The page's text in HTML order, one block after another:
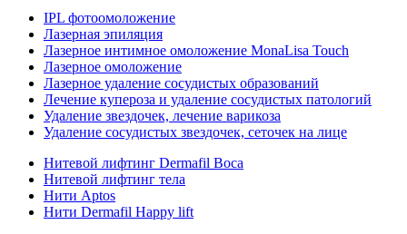
IPL фотоомоложение
Лазерная эпиляция
Лазерное интимное омоложение MonaLisa Touch
Лазерное омоложение
Лазерное удаление сосудистых образований
Лечение купероза и удаление сосудистых патологий
Удаление звездочек, лечение варикоза
Удаление сосудистых звездочек, сеточек на лице
Нитевой лифтинг Dermafil Boca
Нитевой лифтинг тела
Нити Aptos
Нити Dermafil Happy lift